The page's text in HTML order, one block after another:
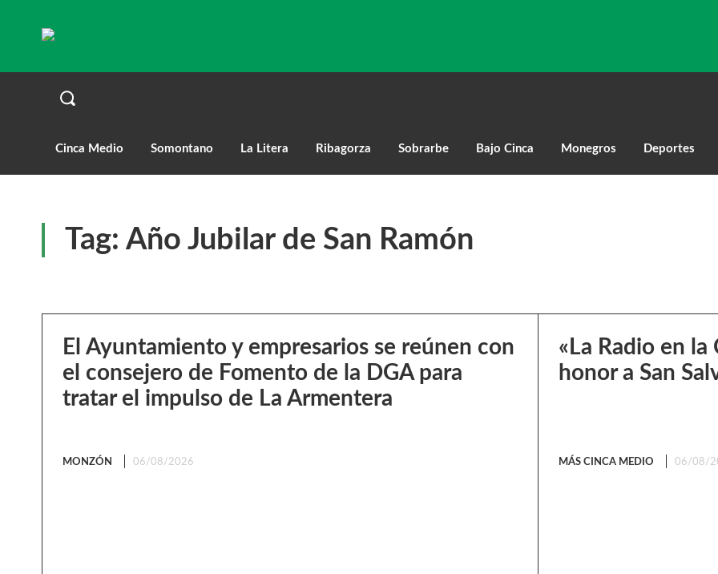
Cinca Medio Somontano La Litera Ribagorza Sobrarbe Bajo Cinca Monegros Deportes
Tag: Año Jubilar de San Ramón
El Ayuntamiento y empresarios se reúnen con
el consejero de Fomento de la DGA para
tratar el impulso de La Armentera
MONZÓN 06/08/2026
«La Radio en la
honor a San
MÁS CINCA MEDIO 06/08/